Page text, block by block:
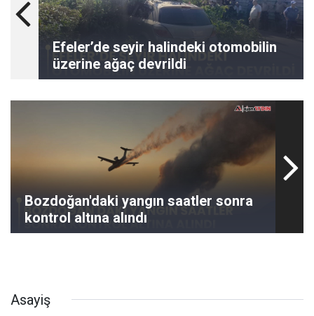
Efeler’de seyir halindeki otomobilin
üzerine ağaç devrildi
Bozdoğan'daki yangın saatler sonra
kontrol altına alındı
Asayiş